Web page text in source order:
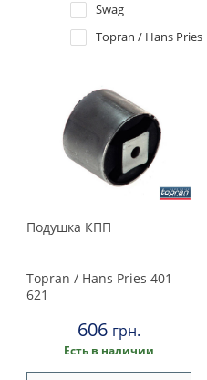
Swag
Topran / Hans Pries
Подушка КПП
Topran / Hans Pries 401
621
606 грн.
Есть в наличии